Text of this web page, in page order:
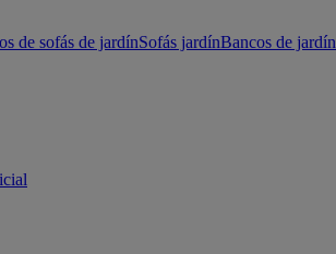
de sofás de jardínSofás jardínBancos de jardín